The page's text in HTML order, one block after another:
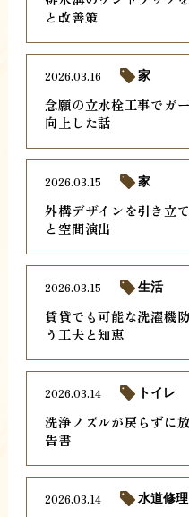
と改善策
念願の立水栓工事でガ
向上した話
2026.03.16 家
外構デザインを引き立
と空間演出
2026.03.15 家
賃貸でも可能な洗濯機
う工夫と知恵
2026.03.15 生活
洗浄ノズルが戻らずに
告書
2026.03.14 トイレ
2026.03.14 水道修理